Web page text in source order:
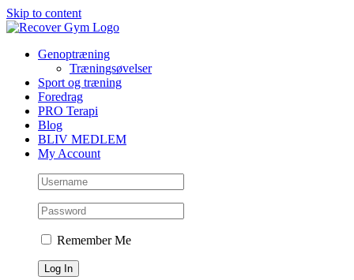
Skip to content
Genoptræning
Træningsøvelser
Sport og træning
Foredrag
PRO Terapi
Blog
BLIV MEDLEM
My Account
Remember Me